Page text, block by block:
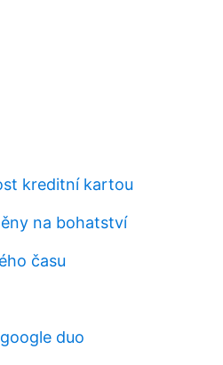
kreditní kartou
na bohatství
času
duo